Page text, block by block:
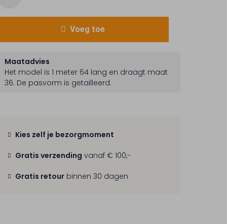
Voeg toe
Maatadvies
Het model is 1 meter 64 lang en draagt maat
36. De pasvorm is getailleerd.
Kies zelf je bezorgmoment
Gratis verzending vanaf € 100,-
Gratis retour binnen 30 dagen